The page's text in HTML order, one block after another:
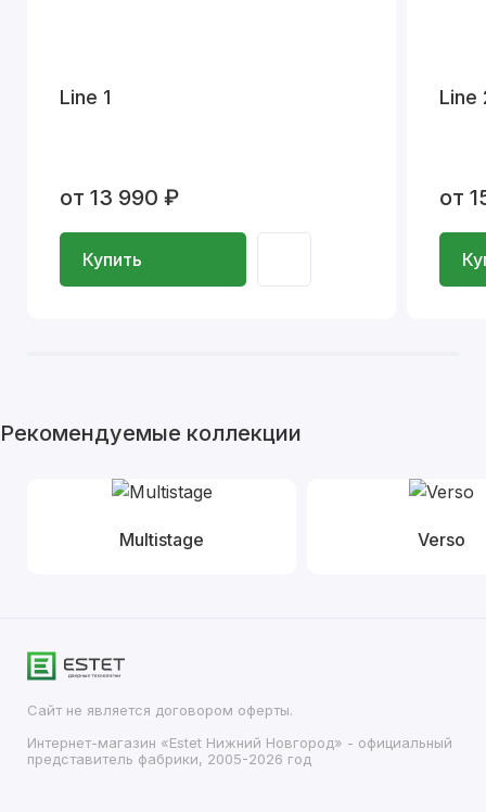
Line 1
от 13 990 ₽
Купить
Line
от
Рекомендуемые коллекции
Multistage Verso
Сайт не является договором оферты.
Интернет-магазин «Estet Нижний Новгород» - официальный
представитель фабрики, 2005-2026 год